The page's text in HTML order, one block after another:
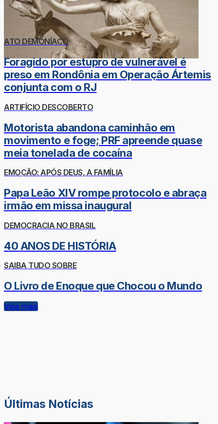
ATO DEMONÍACO
Foragido por estupro de vulnerável é
preso em Rondônia em Operação Ártemis
conjunta com o RJ
ARTIFÍCIO DESCOBERTO
Motorista abandona caminhão em
movimento e foge; PRF apreende quase
meia tonelada de cocaína
EMOÇÃO: APÓS DEUS, A FAMÍLIA
Papa Leão XIV rompe protocolo e abraça
irmão em missa inaugural
DEMOCRACIA NO BRASIL
40 ANOS DE HISTÓRIA
SAIBA TUDO SOBRE
O Livro de Enoque que Chocou o Mundo
Veja mais
Últimas Notícias